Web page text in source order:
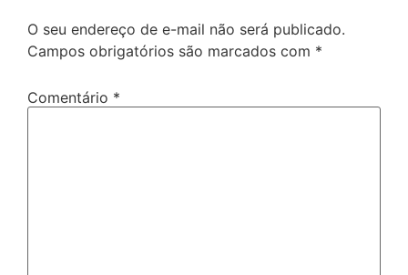
O seu endereço de e-mail não será publicado.
Campos obrigatórios são marcados com *
Comentário *